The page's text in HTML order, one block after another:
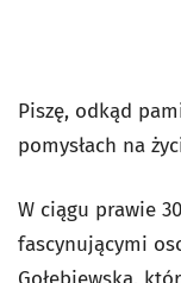
Piszę, odkąd
pomysłach na
W ciągu prawie
fascynującymi